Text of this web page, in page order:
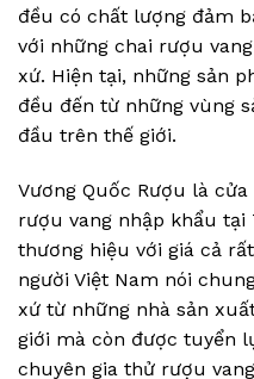
đều có chất lượng đảm
với những chai rượu
xứ. Hiện tại, những sản
đều đến từ những vùng
đầu trên thế giới.
Vương Quốc Rượu là
rượu vang nhập khẩu tại
thương hiệu với giá cả
người Việt Nam nói
xứ từ những nhà sản
giới mà còn được tuyển
chuyên gia thử rượu